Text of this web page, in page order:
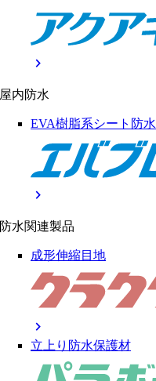
chevron_right
屋内防水
EVA樹脂系シート防水
chevron_right
防水関連製品
成形伸縮目地
chevron_right
立上り防水保護材